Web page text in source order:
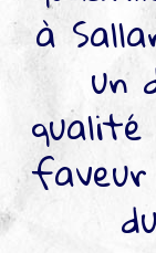
à
un
faveur